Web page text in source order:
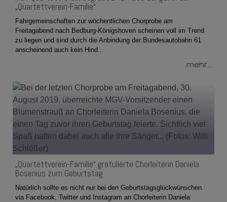
„Quartettverein-Familie“
Fahrgemeinschaften zur wöchentlichen Chorprobe am
Freitagabend nach Bedburg-Königshoven scheinen voll im Trend
zu liegen und sind durch die Anbindung der Bundesautobahn 61
anscheinend auch kein Hind...
mehr...
„Quartettverein-Familie“ gratulierte Chorleiterin Daniela
Bosenius zum Geburtstag
Natürlich sollte es nicht nur bei den Geburtstagsglückwünschen
via Facebook, Twitter und Instagram an Chorleiterin Daniela